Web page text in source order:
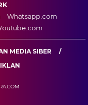
Whatsapp.com
MEDIA SIBER